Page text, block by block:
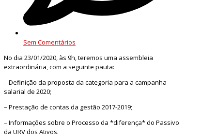
Sem Comentários
No dia 23/01/2020, às 9h, teremos uma assembleia
extraordinária, com a seguinte pauta:
– Definição da proposta da categoria para a campanha
salarial de 2020;
– Prestação de contas da gestão 2017-2019;
– Informações sobre o Processo da *diferença* do Passivo
da URV dos Ativos.